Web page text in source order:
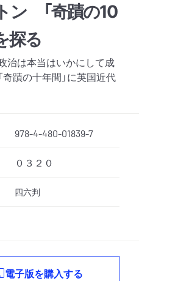
ン 「奇蹟の10
探る
治は本当はいかにして成
蹟の十年間」に英国近代
978-4-480-01839-7
０３２０
四六判
電子版を購入する